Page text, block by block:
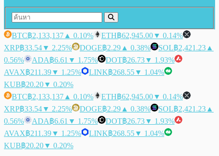
BTC฿2,133,137 ▲ 0.10% ETH฿62,945.00▼ 0.14%
XRP฿33.54▼ 2.25% DOGE฿2.29 ▲ 0.38% SOL฿2,421.23 ▲
0.56%
ADA฿6.61 ▼ 1.75% DOT฿26.73▼ 1.93%
AVAX฿211.39▼ 1.25% LINK฿268.55▼ 1.04%
KUB฿20.20▼ 0.20%
BTC฿2,133,137 ▲ 0.10% ETH฿62,945.00▼ 0.14%
XRP฿33.54▼ 2.25% DOGE฿2.29 ▲ 0.38% SOL฿2,421.23 ▲
0.56%
ADA฿6.61 ▼ 1.75% DOT฿26.73▼ 1.93%
AVAX฿211.39▼ 1.25% LINK฿268.55▼ 1.04%
KUB฿20.20▼ 0.20%